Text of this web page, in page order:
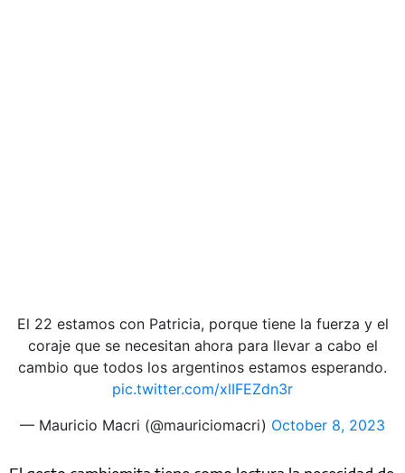
El 22 estamos con Patricia, porque tiene la fuerza y el
coraje que se necesitan ahora para llevar a cabo el
cambio que todos los argentinos estamos esperando.
pic.twitter.com/xlIFEZdn3r
— Mauricio Macri (@mauriciomacri) October 8, 2023